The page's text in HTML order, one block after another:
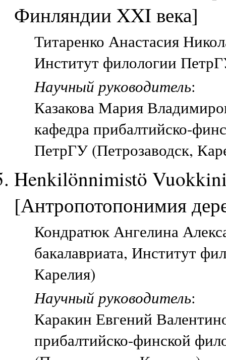
Финляндии XXI века]
Титаренко Анастасия
Институт филологии
Научный руководитель:
Казакова Мария
кафедра прибалтийско-
ПетрГУ (Петрозаводск,
Henkilönnimistö
[Антропотопонимия
Кондратюк Ангелина
бакалавриата, Институт
Карелия)
Научный руководитель:
Каракин Евгений
прибалтийско-финской